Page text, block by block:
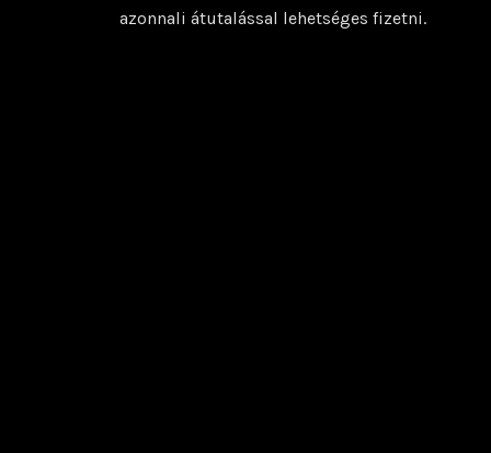
azonnali átutalással lehetséges fizetni.